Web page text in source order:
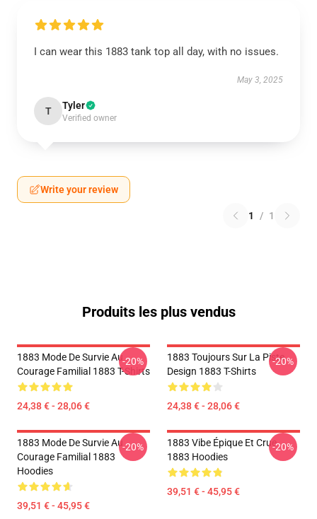
I can wear this 1883 tank top all day, with no issues.
May 3, 2025
T Tyler
Verified owner
Write your review
1 / 1
Produits les plus vendus
1883 Mode De Survie Au
Courage Familial 1883 T-Shirts
24,38 € - 28,06 €
-20%
1883 Toujours Sur La Piste
Design 1883 T-Shirts
24,38 € - 28,06 €
-20%
1883 Mode De Survie Au
Courage Familial 1883
Hoodies
39,51 € - 45,95 €
-20%
1883 Vibe Épique Et Crue
1883 Hoodies
39,51 € - 45,95 €
-20%